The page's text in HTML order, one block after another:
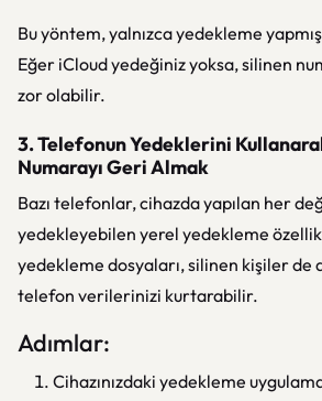
Bu yöntem, yalnızca yedekleme
Eğer iCloud yedeğiniz yoksa, silinen
zor olabilir.
3. Telefonun Yedeklerini
Numarayı Geri Almak
Bazı telefonlar, cihazda yapılan her
yedekleyebilen yerel yedekleme
yedekleme dosyaları, silinen kişiler de
telefon verilerinizi kurtarabilir.
Adımlar:
Cihazınızdaki yedekleme